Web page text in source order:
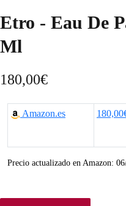
Etro - Eau De
Ml
180,00€
Amazon.es
Precio actualizado en Amazon: